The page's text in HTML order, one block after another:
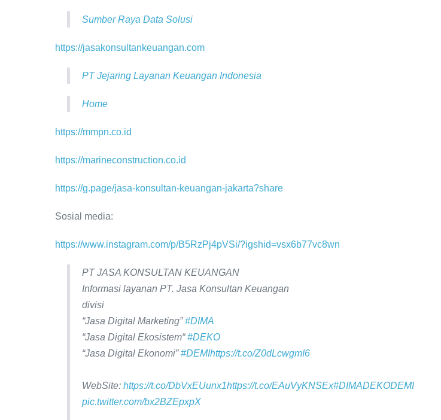
Sumber Raya Data Solusi
https://jasakonsultankeuangan.com
PT Jejaring Layanan Keuangan Indonesia
Home
https://mmpn.co.id
https://marineconstruction.co.id
https://g.page/jasa-konsultan-keuangan-jakarta?share
Sosial media:
https://www.instagram.com/p/B5RzPj4pVSi/?igshid=vsx6b77vc8wn
PT JASA KONSULTAN KEUANGAN
Informasi layanan PT. Jasa Konsultan Keuangan
divisi
“Jasa Digital Marketing”#DIMA
“Jasa Digital Ekosistem“#DEKO
“Jasa Digital Ekonomi”#DEMIhttps://t.co/Z0dLcwgmI6
WebSite: https://t.co/DbVxEUunx1https://t.co/EAuVyKNSEx#DIMADEKODEMI
pic.twitter.com/bx2BZEpxpX